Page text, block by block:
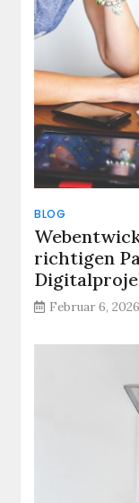
BLOG
richtigen
Februar 6, 2026